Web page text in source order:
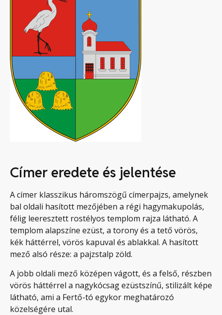
Címer eredete és jelentése
A címer klasszikus háromszögű címerpajzs, amelynek
bal oldali hasított mezőjében a régi hagymakupolás,
félig leeresztett rostélyos templom rajza látható. A
templom alapszíne ezüst, a torony és a tető vörös,
kék háttérrel, vörös kapuval és ablakkal. A hasított
mező alsó része: a pajzstalp zöld.
A jobb oldali mező középen vágott, és a felső, részben
vörös háttérrel a nagykócsag ezüstszínű, stilizált képe
látható, ami a Fertő-tó egykor meghatározó
közelségére utal.